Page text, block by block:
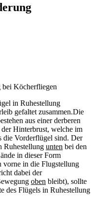
bei Köcherfliegen
in Ruhestellung
gefaltet zusammen.Die
aus einer derberen
Hinterbrust, welche im
die Vorderflügel sind. Der
Ruhestellung unten bei den
in dieser Form
vorne in die Flugstellung
dabei der
oben bleibt), sollte
des Flügels in Ruhestellung